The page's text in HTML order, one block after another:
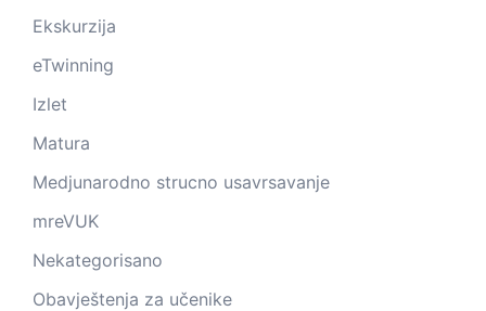
Ekskurzija
eTwinning
Izlet
Matura
Medjunarodno strucno usavrsavanje
mreVUK
Nekategorisano
Obavještenja za učenike